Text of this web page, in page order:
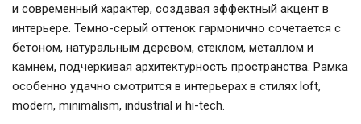
и современный характер, создавая эффектный акцент в
интерьере. Темно-серый оттенок гармонично сочетается с
бетоном, натуральным деревом, стеклом, металлом и
камнем, подчеркивая архитектурность пространства. Рамка
особенно удачно смотрится в интерьерах в стилях loft,
modern, minimalism, industrial и hi-tech.